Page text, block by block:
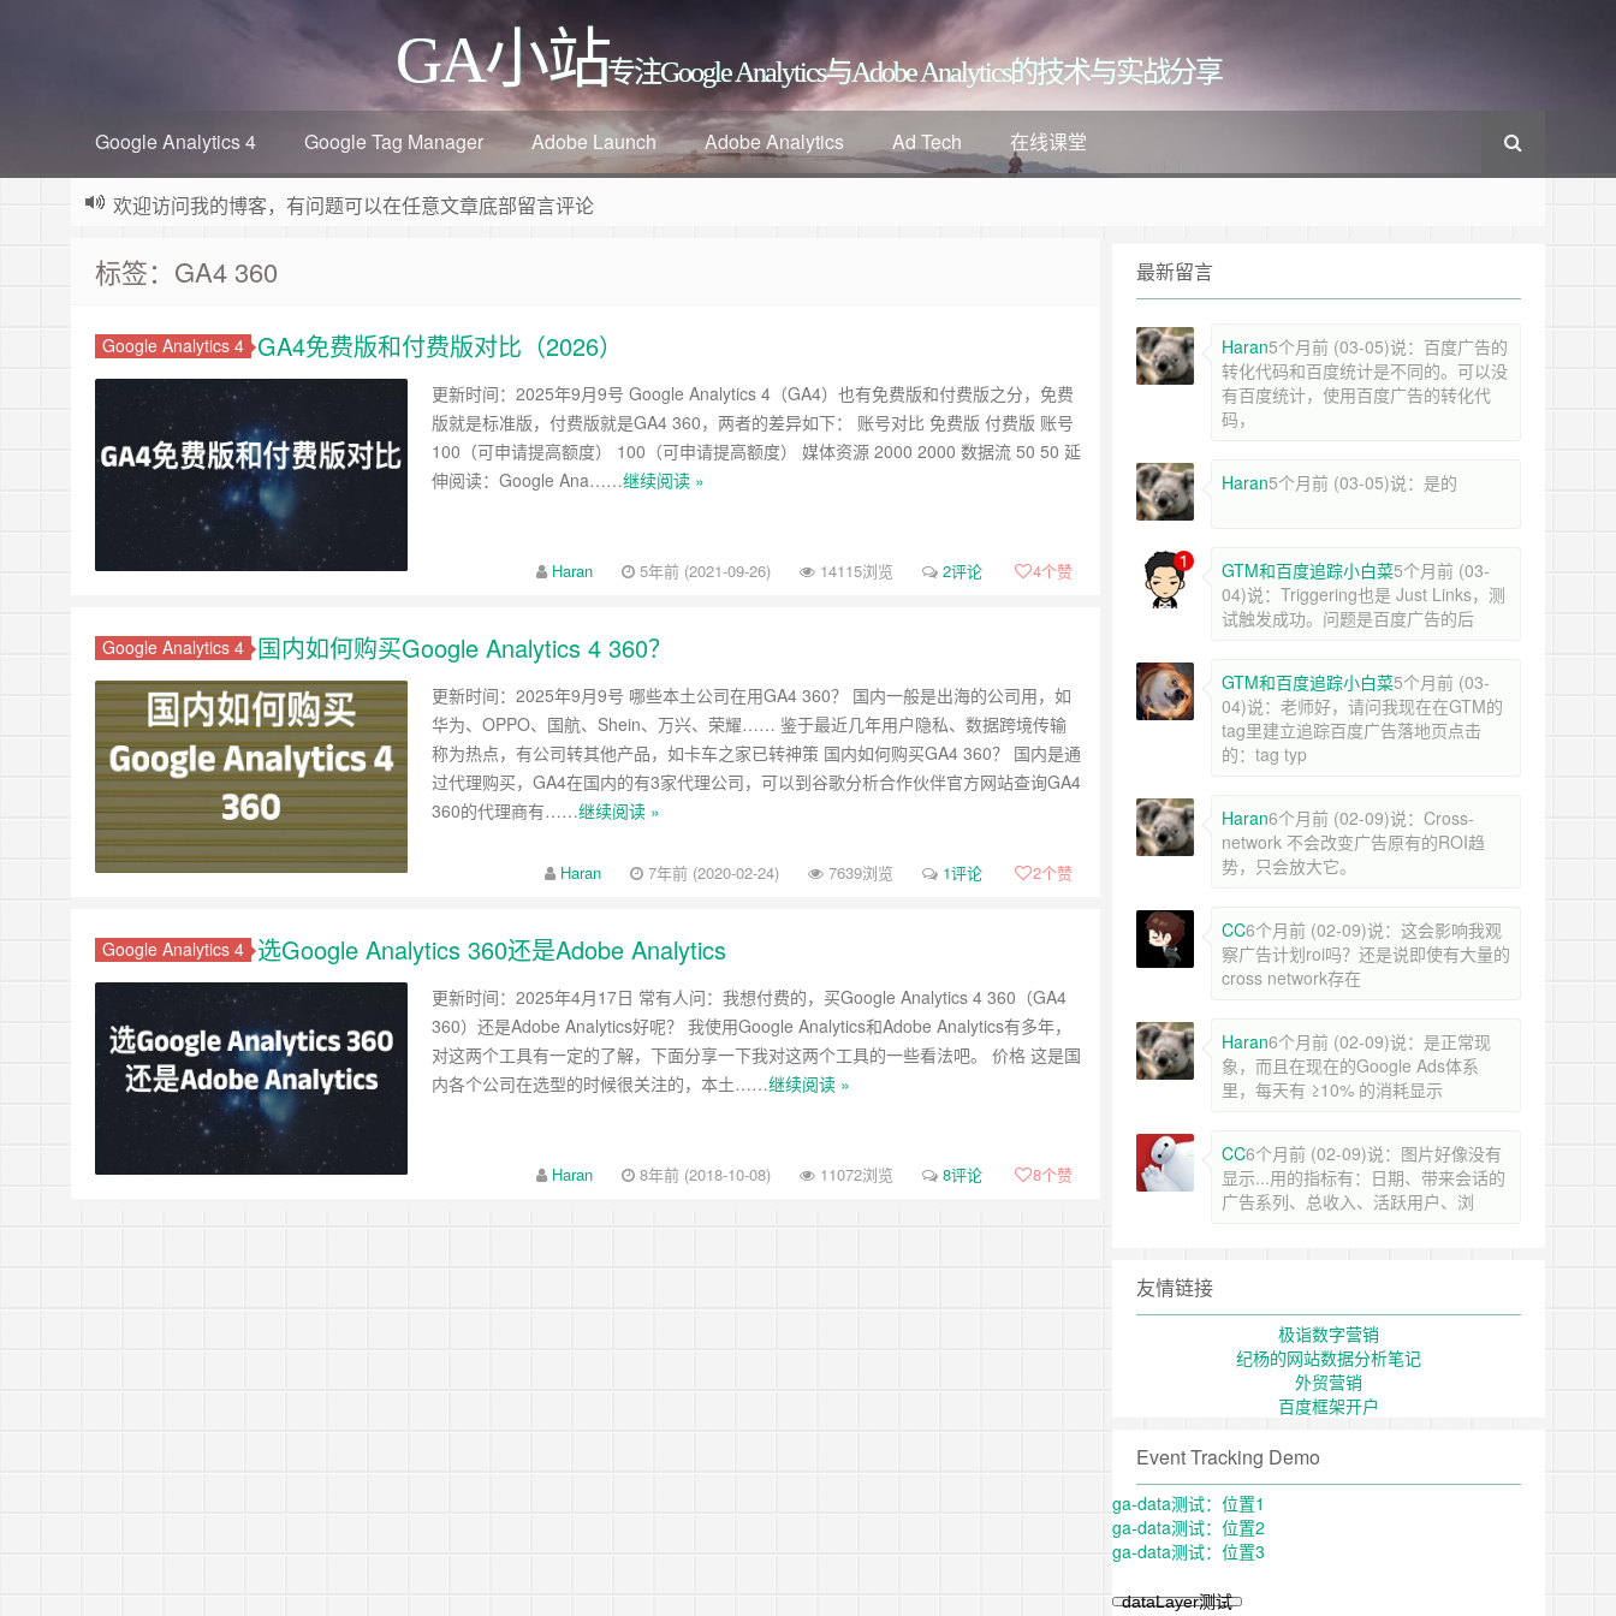
GA小站专注Google Analytics与Adobe Analytics的技术与实战分享
Google Analytics 4 Google Tag Manager Adobe Launch Adobe Analytics Ad Tech 在线课堂
欢迎访问我的博客，有问题可以在任意文章底部留言评论
标签：GA4 360
Google Analytics 4 GA4免费版和付费版对比（2026）
更新时间：2025年9月9号 Google Analytics 4（GA4）也有免费版和付费版之分，免费
版就是标准版，付费版就是GA4 360，两者的差异如下： 账号对比 免费版 付费版 账号
100（可申请提高额度） 100（可申请提高额度） 媒体资源 2000 2000 数据流 50 50 延
伸阅读：Google Ana……继续阅读 »
Haran 5年前 (2021-09-26) 14115浏览 2评论 4个赞
Google Analytics 4 国内如何购买Google Analytics 4 360？
更新时间：2025年9月9号 哪些本土公司在用GA4 360？ 国内一般是出海的公司用，如
华为、OPPO、国航、Shein、万兴、荣耀…… 鉴于最近几年用户隐私、数据跨境传输
称为热点，有公司转其他产品，如卡车之家已转神策 国内如何购买GA4 360？ 国内是通
过代理购买，GA4在国内的有3家代理公司，可以到谷歌分析合作伙伴官方网站查询GA4
360的代理商有……继续阅读 »
Haran 7年前 (2020-02-24) 7639浏览 1评论 2个赞
Google Analytics 4 选Google Analytics 360还是Adobe Analytics
更新时间：2025年4月17日 常有人问：我想付费的，买Google Analytics 4 360（GA4
360）还是Adobe Analytics好呢？ 我使用Google Analytics和Adobe Analytics有多年，
对这两个工具有一定的了解，下面分享一下我对这两个工具的一些看法吧。 价格 这是国
内各个公司在选型的时候很关注的，本土……继续阅读 »
Haran 8年前 (2018-10-08) 11072浏览 8评论 8个赞
最新留言
Haran5个月前 (03-05)说：百度广告的
转化代码和百度统计是不同的。可以没
有百度统计，使用百度广告的转化代
码，
Haran5个月前 (03-05)说：是的
GTM和百度追踪小白菜5个月前 (03-
04)说：Triggering也是 Just Links，测
试触发成功。问题是百度广告的后
GTM和百度追踪小白菜5个月前 (03-
04)说：老师好，请问我现在在GTM的
tag里建立追踪百度广告落地页点击
的：tag typ
Haran6个月前 (02-09)说：Cross-
network 不会改变广告原有的ROI趋
势，只会放大它。
CC6个月前 (02-09)说：这会影响我观
察广告计划roi吗？还是说即使有大量的
cross network存在
Haran6个月前 (02-09)说：是正常现
象，而且在现在的Google Ads体系
里，每天有 ≥10% 的消耗显示
CC6个月前 (02-09)说：图片好像没有
显示...用的指标有：日期、带来会话的
广告系列、总收入、活跃用户、浏
友情链接
极诣数字营销
纪杨的网站数据分析笔记
外贸营销
百度框架开户
Event Tracking Demo
ga-data测试：位置1
ga-data测试：位置2
ga-data测试：位置3
dataLayer测试